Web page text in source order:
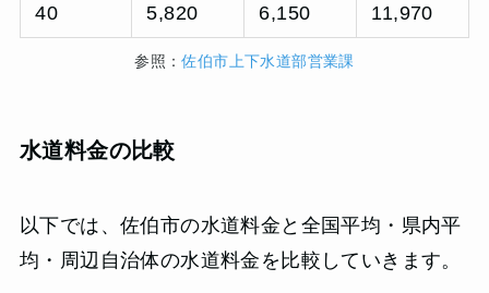
40 5,820 6,150 11,970
参照：佐伯市上下水道部営業課
水道料金の比較
以下では、佐伯市の水道料金と全国平均・県内平
均・周辺自治体の水道料金を比較していきます。